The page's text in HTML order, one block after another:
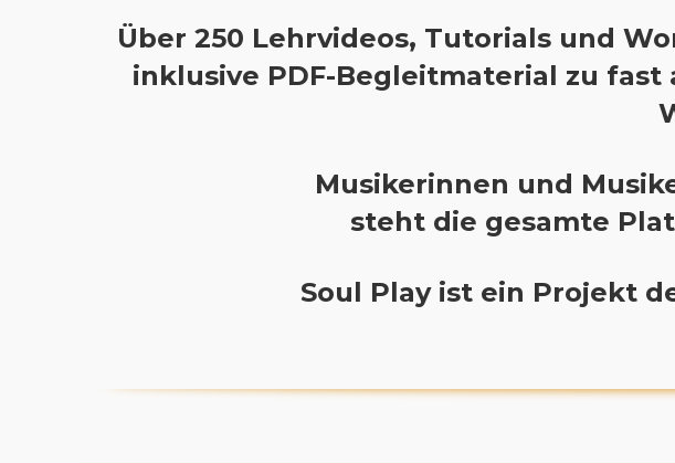
Über 250 Lehrvideos, Tutorials und
inklusive PDF-Begleitmaterial zu
Musikerinnen und
steht die gesamte
Soul Play ist ein Projekt